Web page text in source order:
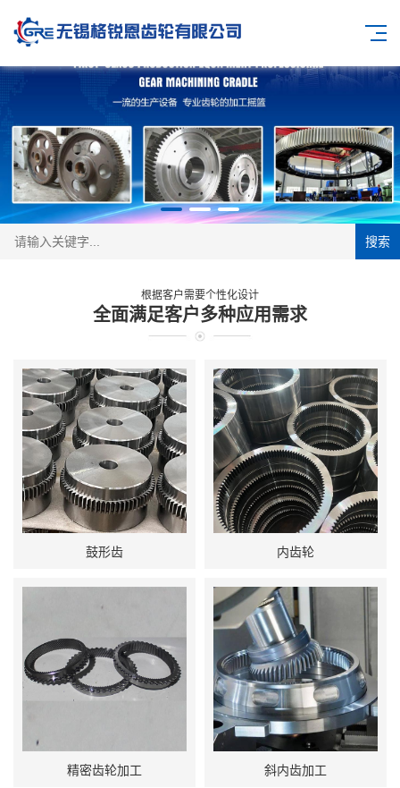
搜索
根据客户需要个性化设计
全面满足客户多种应用需求
鼓形齿 内齿轮
精密齿轮加工 斜内齿加工